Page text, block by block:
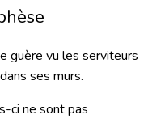
guère vu les serviteurs
ses murs.
ci ne sont pas